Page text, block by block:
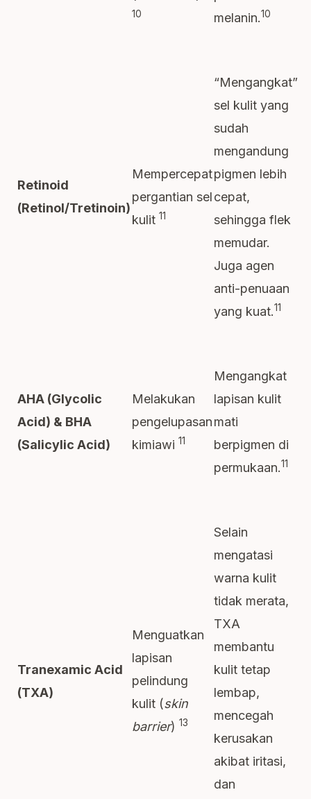
10
melanin.10
Retinoid
(Retinol/Tretinoin)
Mempercepat
pergantian sel
kulit 11
“Mengangkat”
sel kulit yang
sudah
mengandung
pigmen lebih
cepat,
sehingga flek
memudar.
Juga agen
anti-penuaan
yang kuat.11
AHA (Glycolic
Acid) & BHA
(Salicylic Acid)
Melakukan
pengelupasan
kimiawi 11
Mengangkat
lapisan kulit
mati
berpigmen di
permukaan.11
Tranexamic Acid
(TXA)
Menguatkan
lapisan
pelindung
kulit (skin
barrier) 13
Selain
mengatasi
warna kulit
tidak merata,
TXA
membantu
kulit tetap
lembap,
mencegah
kerusakan
akibat iritasi,
dan